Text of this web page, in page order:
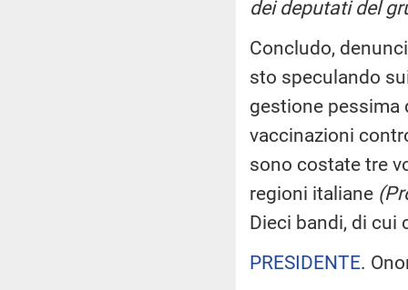
dei deputati del
Concludo,
sto speculando
gestione pessima
vaccinazioni
sono costate tre
regioni italiane
Dieci bandi, di
PRESIDENTE.